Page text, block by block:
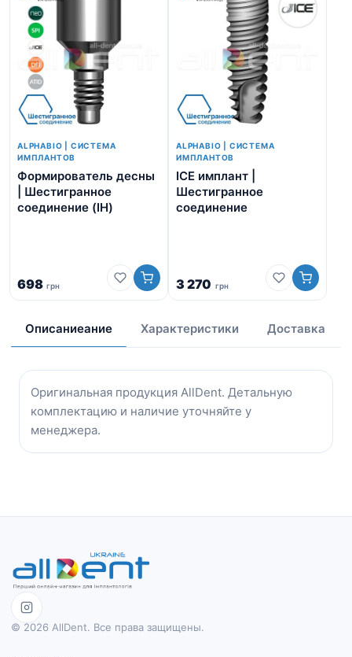
ALPHABIO | СИСТЕМА
ИМПЛАНТОВ
Формирователь десны
| Шестигранное
соединение (IH)
698 грн
ALPHABIO | СИСТЕМА
ИМПЛАНТОВ
ICE имплант |
Шестигранное
соединение
3 270 грн
Описаниеание Характеристики Доставка
Оригинальная продукция AllDent. Детальную
комплектацию и наличие уточняйте у
менеджера.
© 2026 AllDent. Все права защищены.